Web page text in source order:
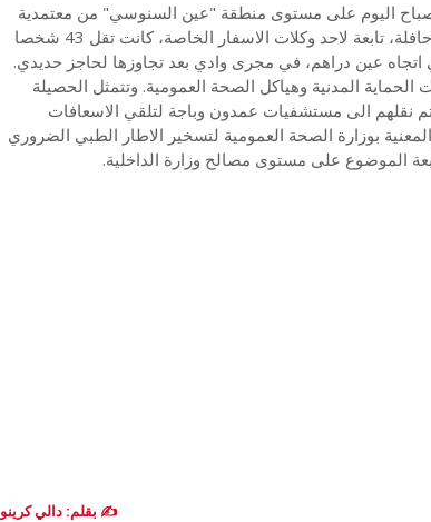
صباح اليوم على مستوى منطقة "عين السنوسي" من معتمدية
عمدون ولاية باجة. وتتمثل صورة الحادث في سقوط حافلة، تابعة لاحد وكلات الاسفار الخاصة، كانت تقل 43 شخصا
عين دراهم، في مجرى وادي بعد تجاوزها لحاجز حديدي.
المدنية وهياكل الصحة العمومية. وتتمثل الحصيلة
في وفاة 22 شخصا واصابة 21اخرين تم نقلهم الى مستشفيات عمدون وباجة لتلقي الاسعافات
بوزارة الصحة العمومية لتسخير الاطار الطبي الضروري
الموضوع على مستوى مصالح وزارة الداخلية.
✍️ بقلم: دالي كرينو